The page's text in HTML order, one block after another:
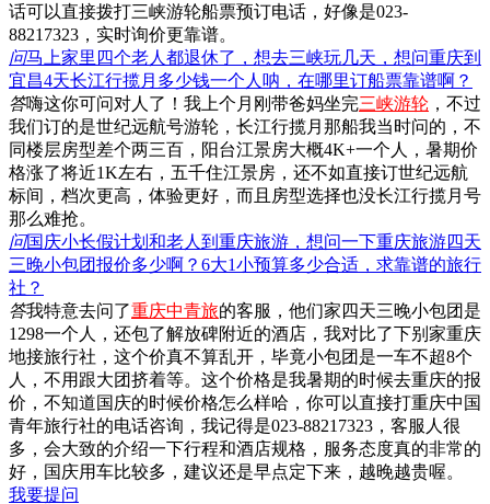
话可以直接拨打三峡游轮船票预订电话，好像是023-
88217323，实时询价更靠谱。
问马上家里四个老人都退休了，想去三峡玩几天，想问重庆到
宜昌4天长江行揽月多少钱一个人呐，在哪里订船票靠谱啊？
答嗨这你可问对人了！我上个月刚带爸妈坐完三峡游轮 ，不过
我们订的是世纪远航号游轮，长江行揽月那船我当时问的，不
同楼层房型差个两三百，阳台江景房大概4K+一个人，暑期价
格涨了将近1K左右，五千住江景房，还不如直接订世纪远航
标间，档次更高，体验更好，而且房型选择也没长江行揽月号
那么难抢。
问国庆小长假计划和老人到重庆旅游，想问一下重庆旅游四天
三晚小包团报价多少啊？6大1小预算多少合适，求靠谱的旅行
社？
答我特意去问了重庆中青旅的客服，他们家四天三晚小包团是
1298一个人，还包了解放碑附近的酒店，我对比了下别家重庆
地接旅行社，这个价真不算乱开，毕竟小包团是一车不超8个
人，不用跟大团挤着等。这个价格是我暑期的时候去重庆的报
价，不知道国庆的时候价格怎么样哈，你可以直接打重庆中国
青年旅行社的电话咨询，我记得是023-88217323，客服人很
多，会大致的介绍一下行程和酒店规格，服务态度真的非常的
好，国庆用车比较多，建议还是早点定下来，越晚越贵喔。
我要提问